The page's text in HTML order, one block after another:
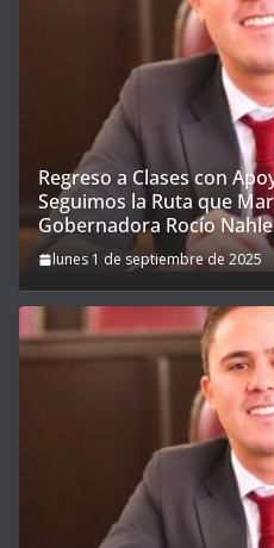
Regreso a Clases con
Seguimos la Ruta que
Gobernadora Rocío
lunes 1 de septiembre de 2025